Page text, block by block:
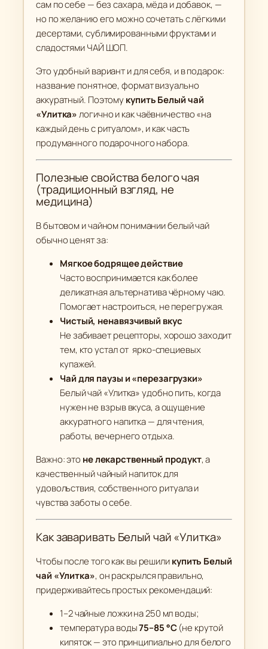
сам по себе — без сахара, мёда и добавок, —
но по желанию его можно сочетать с лёгкими
десертами, сублимированными фруктами и
сладостями ЧАЙ ШОП.
Это удобный вариант и для себя, и в подарок:
название понятное, формат визуально
аккуратный. Поэтомукупить Белый чай
«Улитка»логично и как чаёвничество «на
каждый день с ритуалом», и как часть
продуманного подарочного набора.
Полезные свойства белого чая
(традиционный взгляд, не
медицина)
В бытовом и чайном понимании белый чай
обычно ценят за:
Мягкое бодрящее действие
Часто воспринимается как более
деликатная альтернатива чёрному чаю.
Помогает настроиться, не перегружая.
Чистый, ненавязчивый вкус
Не забивает рецепторы, хорошо заходит
тем, кто устал от ярко-специевых
купажей.
Чай для паузы и «перезагрузки»
Белый чай «Улитка» удобно пить, когда
нужен не взрыв вкуса, а ощущение
аккуратного напитка — для чтения,
работы, вечернего отдыха.
Важно: это не лекарственный продукт, а
качественный чайный напиток для
удовольствия, собственного ритуала и
чувства заботы о себе.
Как заваривать Белый чай «Улитка»
Чтобы после того как вы решиликупить Белый
чай «Улитка», он раскрылся правильно,
придерживайтесь простых рекомендаций:
1–2 чайные ложки на 250 мл воды;
температура воды75–85 °C(не крутой
кипяток — это принципиально для белого